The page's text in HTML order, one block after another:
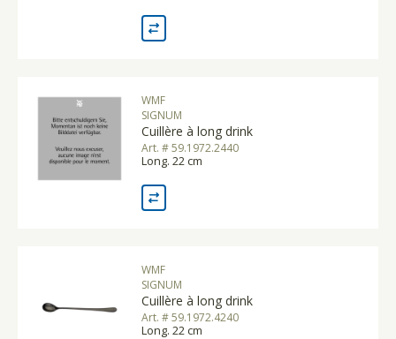
WMF
SIGNUM
Cuillère à long drink
Art. # 59.1972.2440
Long. 22 cm
WMF
SIGNUM
Cuillère à long drink
Art. # 59.1972.4240
Long. 22 cm